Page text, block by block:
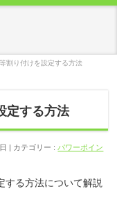
割り付けを設定する方法
定する方法
カテゴリー : パワーポイン
する方法について解説